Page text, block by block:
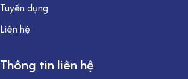
Tuyển dụng
Liên hệ
Thông tin liên hệ